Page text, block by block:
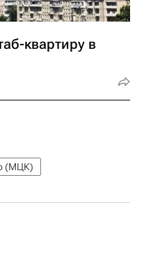
квартиру в
(МЦК)